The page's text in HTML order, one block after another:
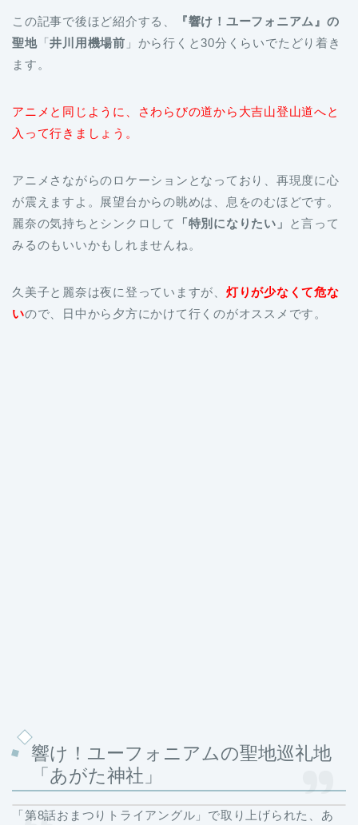
この記事で後ほど紹介する、
『響け！ユーフォニアム』の
聖地「井川用機場前 」から行くと30分くらいでたどり着き
ます。
アニメと同じように、さわらびの道から大吉山登山道へと
入って行きましょう。
アニメさながらのロケーションとなっており、再現度に心
が震えますよ。展望台からの眺めは、息をのむほどです。
麗奈の気持ちとシンクロして
「特別になりたい」
と言って
みるのもいいかもしれませんね。
久美子と麗奈は夜に登っていますが、 灯りが少なくて危な
いので、日中から夕方にかけて行くのがオススメです。
響け！ユーフォニアムの聖地巡礼地
「あがた神社」
「第8話おまつりトライアングル」で取り上げられた、あ